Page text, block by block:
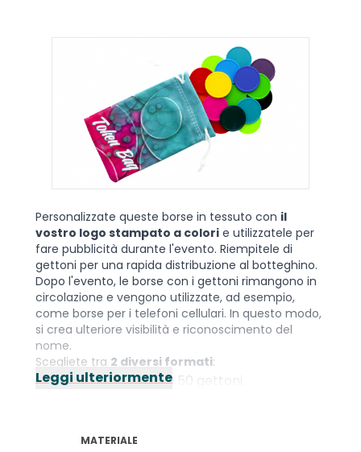
Personalizzate queste borse in tessuto con il
vostro logo stampato a colori e utilizzatele per
fare pubblicità durante l'evento. Riempitele di
gettoni per una rapida distribuzione al botteghino.
Dopo l'evento, le borse con i gettoni rimangono in
circolazione e vengono utilizzate, ad esempio,
come borse per i telefoni cellulari. In questo modo,
si crea ulteriore visibilità e riconoscimento del
nome.
Scegliete tra 2 diversi formati:
80 x 130 mm per circa 50 gettoni.
multiploe sono dotate di coulisse per la chiusura.
Leggi ulteriormente
MATERIALE